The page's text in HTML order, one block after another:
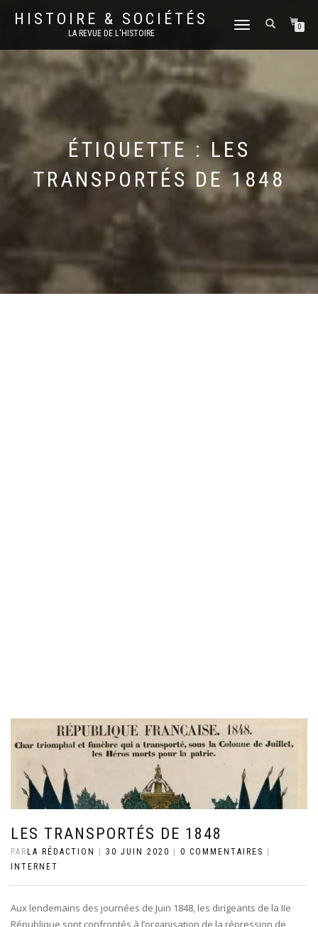
HISTOIRE & SOCIÉTÉS
LA REVUE DE L'HISTOIRE
DÉPLIER
NAVIGATION
0
ÉTIQUETTE :LES
TRANSPORTÉS DE 1848
LES TRANSPORTÉS DE 1848
PARLA RÉDACTION | 30 JUIN 2020 | 0 COMMENTAIRES |
INTERNET
Aux lendemains des journées de Juin 1848, les dirigeants de la IIe
République sont confrontés à l’organisation de la répression de